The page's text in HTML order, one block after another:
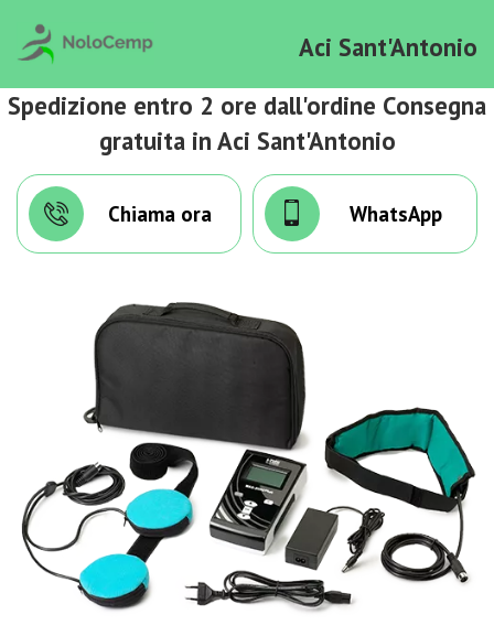
Aci Sant'Antonio
Spedizione entro 2 ore dall'ordine Consegna
gratuita in Aci Sant'Antonio
Chiama ora WhatsApp